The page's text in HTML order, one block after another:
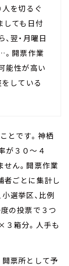
を切るぐ
しても日付
翌・月曜日
。開票作業
能性が高い
している
とです。神栖
が３０～４
せん。開票作業
者ごとに集計し
選挙区、比例
の投票で３つ
箱分。人手も
開票所として予